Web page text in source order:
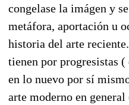
congelase la imágen y
metáfora, aportación u
historia del arte
tienen por progresistas
en lo nuevo por sí
arte moderno en